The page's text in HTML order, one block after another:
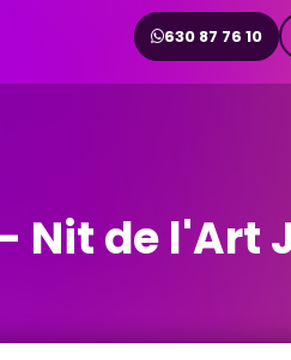
630 87 76 10
Nit de l'Art